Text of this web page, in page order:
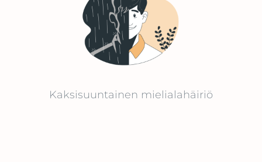
Kaksisuuntainen mielialahäiriö